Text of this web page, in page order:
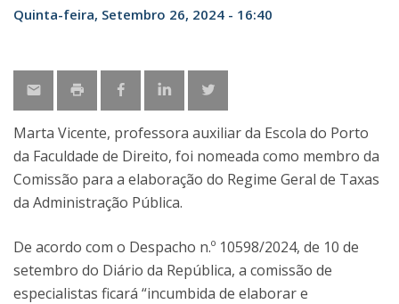
Quinta-feira, Setembro 26, 2024 - 16:40
Marta Vicente, professora auxiliar da Escola do Porto
da Faculdade de Direito, foi nomeada como membro da
Comissão para a elaboração do Regime Geral de Taxas
da Administração Pública.
De acordo com o Despacho n.º 10598/2024, de 10 de
setembro do Diário da República, a comissão de
especialistas ficará “incumbida de elaborar e